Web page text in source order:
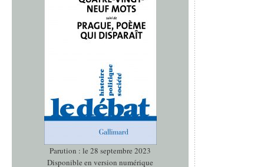
Parution : le 28 septembre 2023
Disponible en version numérique